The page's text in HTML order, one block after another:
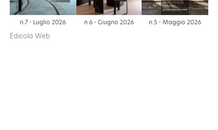
n.7 - Luglio 2026 n.6 - Giugno 2026 n.5 - Maggio 2026
Edicola Web